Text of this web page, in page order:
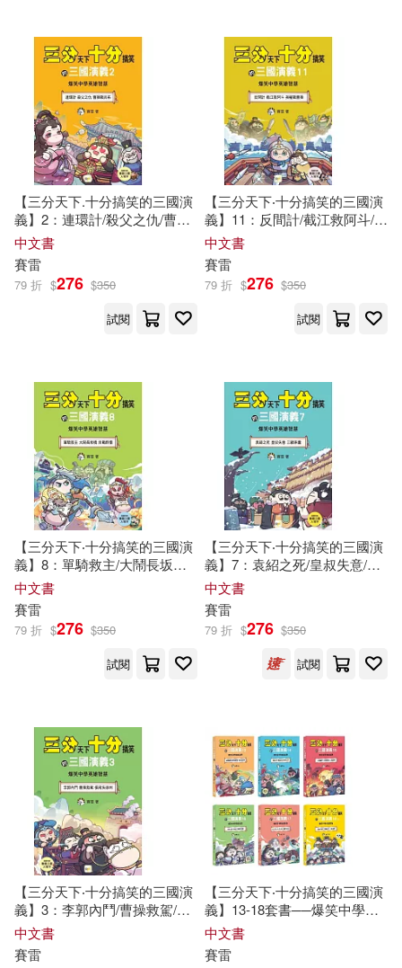
【三分天下.十分搞笑的三國演
義】2：連環計/殺父之仇/曹操
戰呂布──爆笑中學英雄智慧
﹝中高年級歷史圖文讀本﹞
中文書
賽雷
79 折 $276 $350
試閱
【三分天下‧十分搞笑的三國演
義】11：反間計/截江救阿斗/孫
權戰曹操──爆笑中學英雄智慧
﹝中高年級歷史圖文讀本﹞(附
贈- 三國戰鬥人物卡)
中文書
賽雷
79 折 $276 $350
試閱
【三分天下‧十分搞笑的三國演
義】8：單騎救主/大鬧長坂橋/
舌戰群儒──爆笑中學英雄智慧
﹝中高年級歷史圖文讀本﹞
中文書
賽雷
79 折 $276 $350
試閱
【三分天下‧十分搞笑的三國演
義】7：袁紹之死/皇叔失意/三
顧茅廬──爆笑中學英雄智慧
﹝中高年級歷史圖文讀本﹞
中文書
賽雷
79 折 $276 $350
試閱
【三分天下‧十分搞笑的三國演
義】3：李郭內鬥/曹操救駕/張
飛失徐州──爆笑中學英雄智慧
﹝中高年級歷史圖文讀本﹞
中文書
賽雷
【三分天下‧十分搞笑的三國演
義】13-18套書──爆笑中學英
雄智慧 ﹝中高年級歷史圖文讀
本﹞ (附贈- 三國戰鬥人物卡)
中文書
賽雷